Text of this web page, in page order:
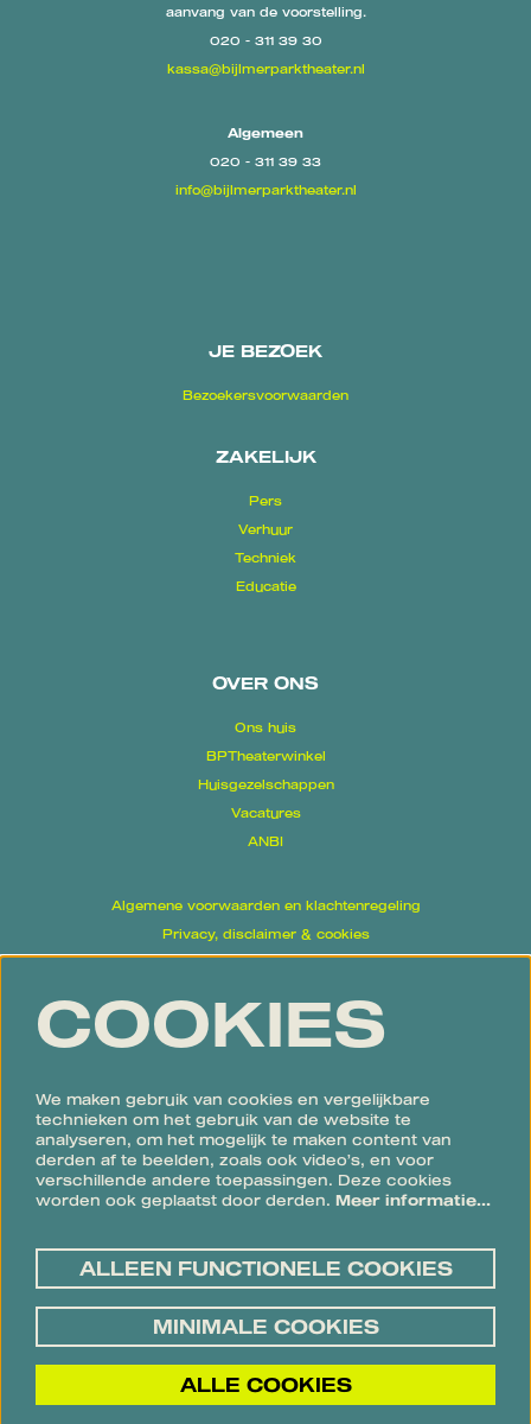
aanvang van de voorstelling.
020 - 311 39 30
kassa@bijlmerparktheater.nl
Algemeen
020 - 311 39 33
info@bijlmerparktheater.nl
JE BEZOEK
Bezoekersvoorwaarden
ZAKELIJK
Pers
Verhuur
Techniek
Educatie
OVER ONS
Ons huis
BPTheaterwinkel
Huisgezelschappen
Vacatures
ANBI
Algemene voorwaarden en klachtenregeling
Privacy, disclaimer & cookies
Meld je aan voor de nieuwsbrief
AANMELDEN
Processing Addendumvan Google.
COOKIES
We maken gebruik van cookies en vergelijkbare
technieken om het gebruik van de website te
analyseren, om het mogelijk te maken content van
derden af te beelden, zoals ook video’s, en voor
verschillende andere toepassingen. Deze cookies
worden ook geplaatst door derden. Meer informatie…
ALLEEN FUNCTIONELE COOKIES
MINIMALE COOKIES
ALLE COOKIES